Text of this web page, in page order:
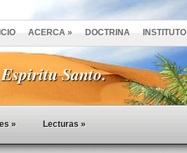
ACERCA » DOCTRINA
Santo.
» Lecturas »